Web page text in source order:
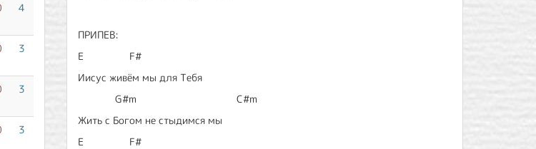
4
3
3
3
ПРИПЕВ:
E F#
Иисус живём мы для Тебя
G#m C#m
Жить с Богом не стыдимся мы
E F#